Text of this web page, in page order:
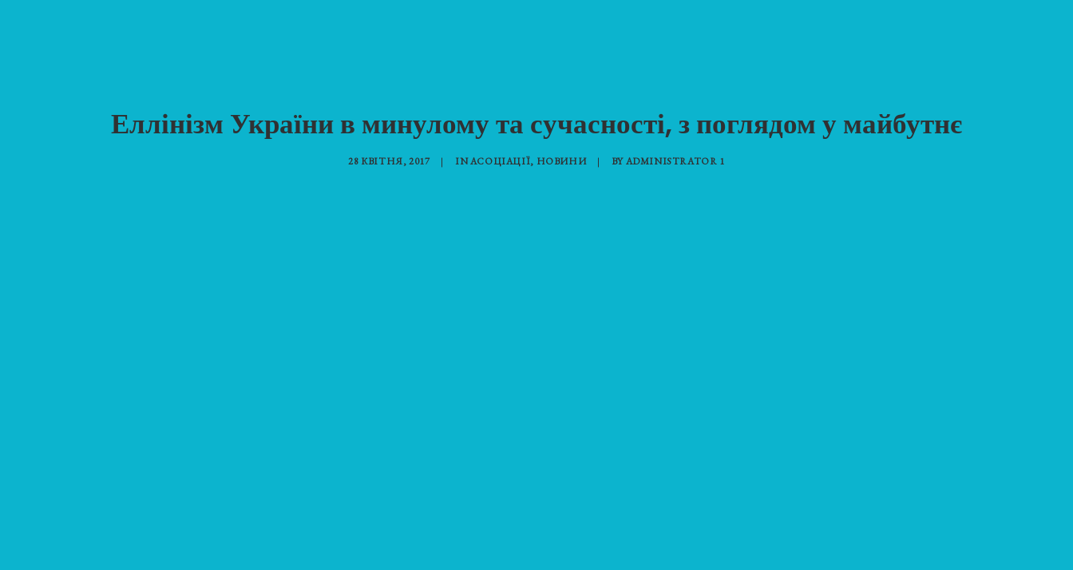
Еллінізм України в минулому та сучасності, з поглядом у майбутнє
28 КВІТНЯ, 2017 | INАСОЦІАЦІЇ, НОВИНИ | BYADMINISTRATOR 1